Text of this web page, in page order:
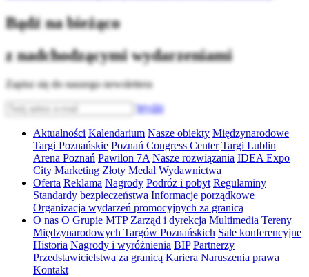
Bądź na bieżąco
z nadchodzącymi wydarzeniami
Zapisz się do naszego newslettera
Wyślij
Aktualności Kalendarium Nasze obiekty Międzynarodowe
Targi Poznańskie Poznań Congress Center Targi Lublin
Arena Poznań Pawilon 7A Nasze rozwiązania IDEA Expo
City Marketing Złoty Medal Wydawnictwa
Oferta Reklama Nagrody Podróż i pobyt Regulaminy
Standardy bezpieczeństwa Informacje porządkowe
Organizacja wydarzeń promocyjnych za granicą
O nas O Grupie MTP Zarząd i dyrekcja Multimedia Tereny
Międzynarodowych Targów Poznańskich Sale konferencyjne
Historia Nagrody i wyróżnienia BIP Partnerzy
Przedstawicielstwa za granicą Kariera Naruszenia prawa
Kontakt